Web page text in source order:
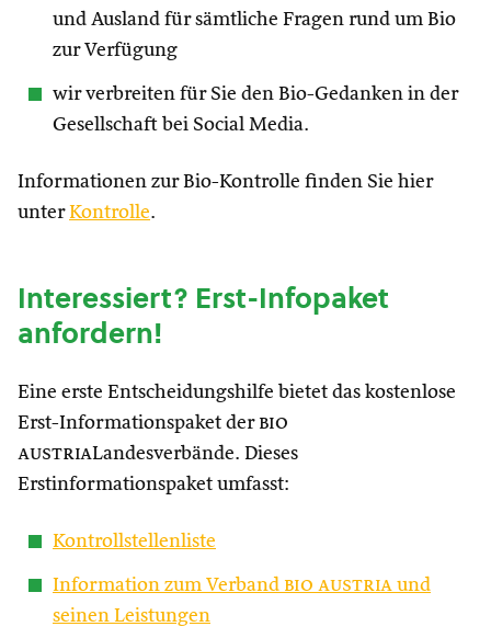
und Ausland für sämtliche Fragen rund um Bio
zur Verfügung
wir verbreiten für Sie den Bio-Gedanken in der
Gesellschaft bei Social Media.
Informationen zur Bio-Kontrolle finden Sie hier
unterKontrolle.
Interessiert? Erst-Infopaket
anfordern!
Eine erste Entscheidungshilfe bietet das kostenlose
Erst-Informationspaket der bio
austriaLandesverbände. Dieses
Erstinformationspaket umfasst:
Kontrollstellenliste
Information zum Verband bio austria und
seinen Leistungen